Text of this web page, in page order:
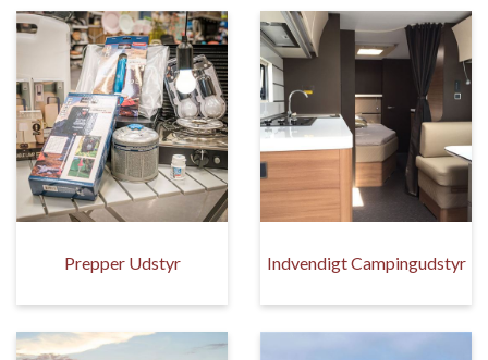
Prepper Udstyr Indvendigt Campingudstyr